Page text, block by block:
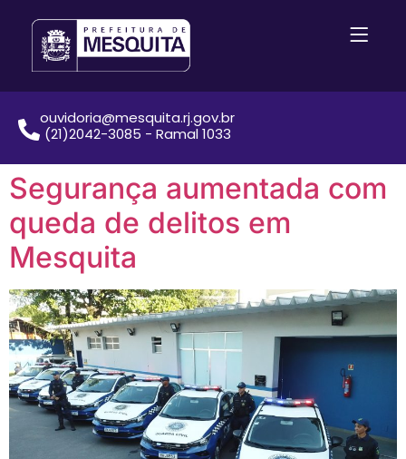
ouvidoria@mesquita.rj.gov.br
(21)2042-3085 - Ramal 1033
Segurança aumentada com
queda de delitos em
Mesquita